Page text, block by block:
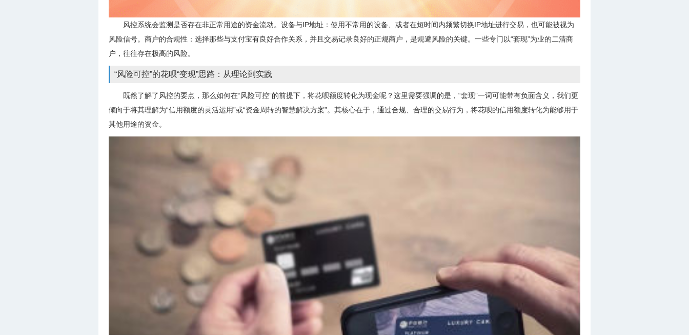
风控系统会监测是否存在非正常用途的资金流动。设备与IP地址：使用不常用的设备、或者在短时间内频繁切换IP地址进行交易，也可能被视为
风险信号。商户的合规性：选择那些与支付宝有良好合作关系，并且交易记录良好的正规商户，是规避风险的关键。一些专门以“套现”为业的二清商
户，往往存在极高的风险。
“风险可控”的花呗“变现”思路：从理论到实践
既然了解了风控的要点，那么如何在“风险可控”的前提下，将花呗额度转化为现金呢？这里需要强调的是，“套现”一词可能带有负面含义，我们更
倾向于将其理解为“信用额度的灵活运用”或“资金周转的智慧解决方案”。其核心在于，通过合规、合理的交易行为，将花呗的信用额度转化为能够用于
其他用途的资金。